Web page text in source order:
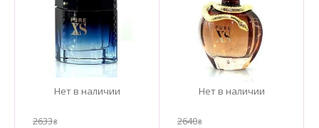
2633₴ 2640₴